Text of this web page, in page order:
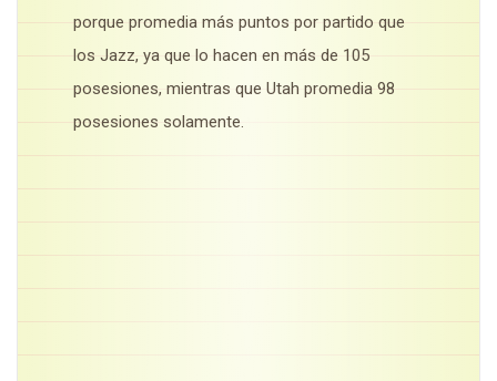
porque promedia más puntos por partido que
los Jazz, ya que lo hacen en más de 105
posesiones, mientras que Utah promedia 98
posesiones solamente.